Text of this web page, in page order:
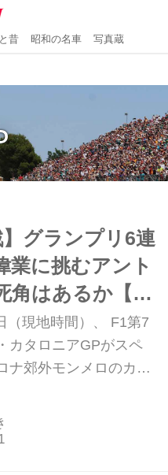
昔 昭和の名車 写真蔵
】グランプリ6連
業に挑むアント
角はあるか【バ
カタロニアGP
】
（現地時間）、 F1第7
カタロニアGPがスペ
ナ郊外モンメロのカタ
ットで開幕する。今年
GP」の名称は、9月に
リードでの新しいグラ